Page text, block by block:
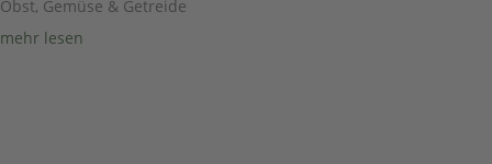
Obst, Gemüse & Getreide
mehr lesen